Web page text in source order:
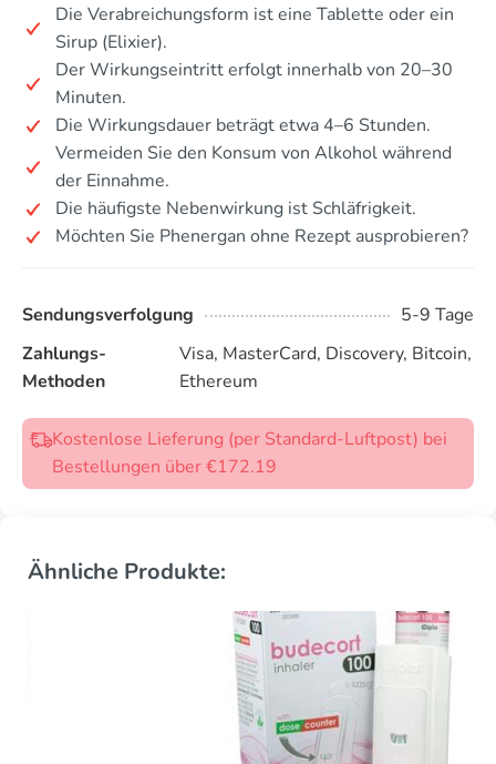
Die Verabreichungsform ist eine Tablette oder ein
Sirup (Elixier).
Der Wirkungseintritt erfolgt innerhalb von 20–30
Minuten.
Die Wirkungsdauer beträgt etwa 4–6 Stunden.
Vermeiden Sie den Konsum von Alkohol während
der Einnahme.
Die häufigste Nebenwirkung ist Schläfrigkeit.
Möchten Sie Phenergan ohne Rezept ausprobieren?
Sendungsverfolgung
5-9 Tage
Zahlungs-
Methoden
Visa, MasterCard, Discovery, Bitcoin,
Ethereum
Kostenlose Lieferung (per Standard-Luftpost) bei
Bestellungen über €172.19
Ähnliche Produkte: